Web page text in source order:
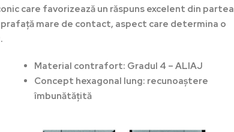
care favorizează un răspuns excelent din partea
mare de contact, aspect care determina o
Material contrafort: Gradul 4 – ALIAJ
Concept hexagonal lung: recunoaștere
îmbunătățită